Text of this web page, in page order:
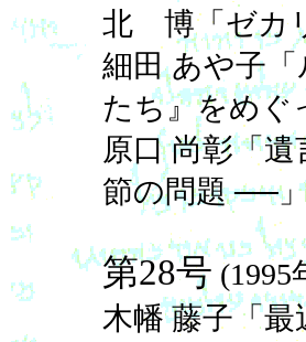
北 博「ゼカ
細田 あや子
たち』をめ
原口 尚彰「
節の問題 ──
第28号 (1995
木幡 藤子「